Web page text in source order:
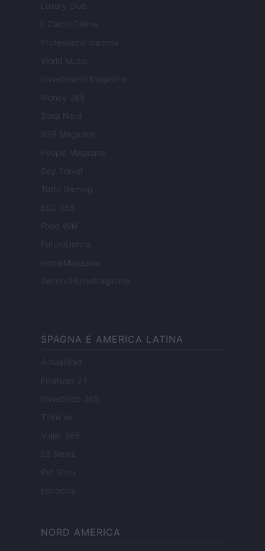
Luxury Club
Il Calcio Online
Professione mamma
World Music
Investimenti Magazine
Money 365
Zona Nerd
B2B Magazine
People Magazine
Day Travel
Tutto Gaming
ESG 365
Food Wiki
FuturoDonna
HomeMagazine
SecondHomeMagazine
SPAGNA E AMERICA LATINA
Actualidad
Finanzas 24
Investindo 365
Think.es
Viajar 365
ES Newz
Pet Story
Encocina
NORD AMERICA